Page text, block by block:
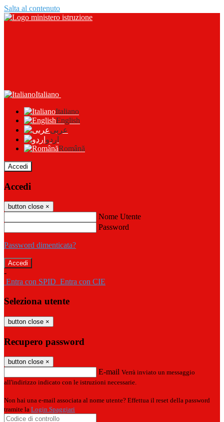
Salta al contenuto
Italiano
Italiano
English
عربى
اردو
Română
Accedi
Accedi
button close ×
Nome Utente
Password
Password dimenticata?
-
Entra con SPID Entra con CIE
Seleziona utente
button close ×
Recupero password
button close ×
E-mail Verrà inviato un messaggio
all'indirizzo indicato con le istruzioni necessarie.
Non hai una e-mail associata al nome utente? Effettua il reset della password
tramite la Login Spaggiari